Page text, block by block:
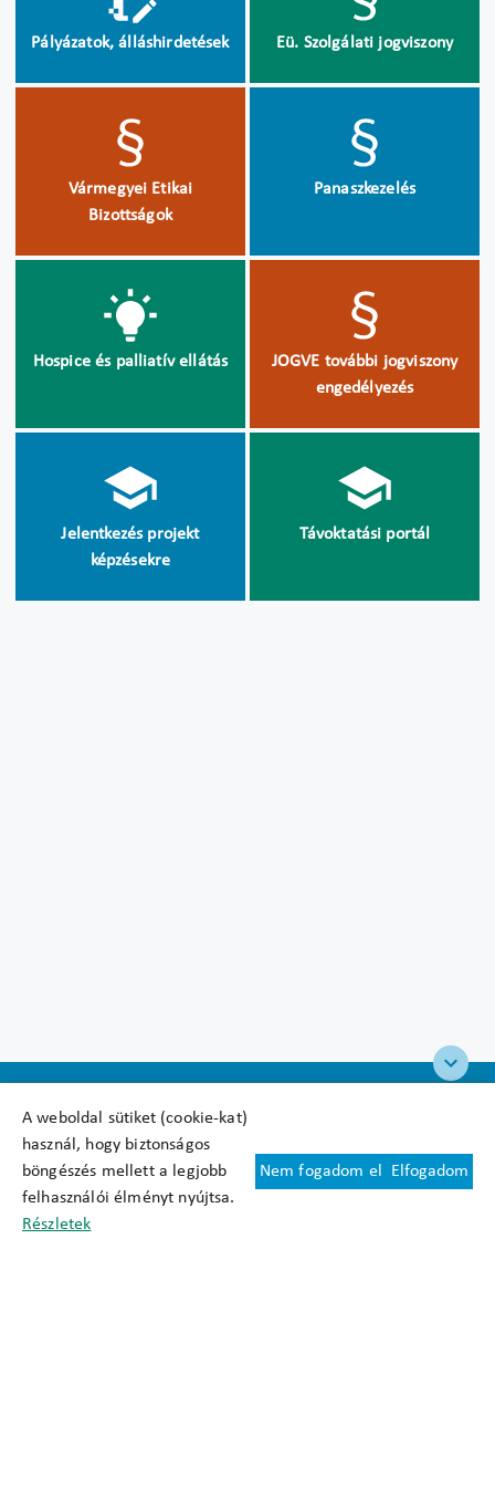
A weboldal sütiket (cookie-kat)
használ, hogy biztonságos
böngészés mellett a legjobb
felhasználói élményt nyújtsa.
Részletek
Nem fogadom el Elfogadom
Pályázatok, álláshirdetések Eü. Szolgálati jogviszony
Vármegyei Etikai
Bizottságok
Panaszkezelés
Hospice és palliatív ellátás
JOGVE további jogviszony
engedélyezés
Jelentkezés projekt
képzésekre
Távoktatási portál
Felhasználási feltételek